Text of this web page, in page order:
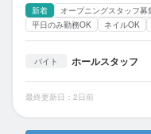
新着 オープニングスタッフ募
平日のみ勤務OK
ネイルOK
バイト ホールスタッフ
最終更新日：2日前